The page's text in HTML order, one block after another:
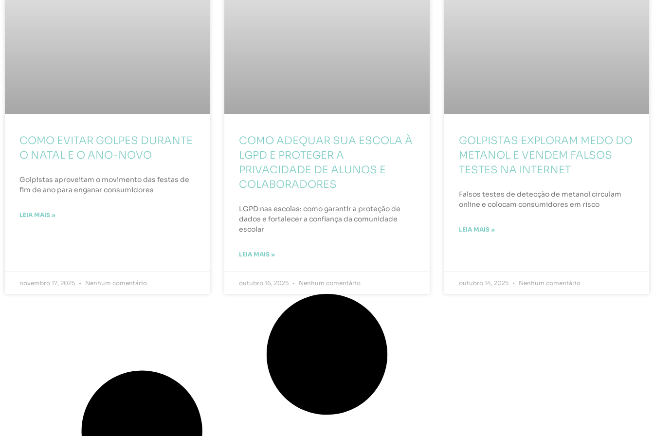
COMO EVITAR GOLPES DURANTE
O NATAL E O ANO-NOVO
Golpistas aproveitam o movimento das festas de
fim de ano para enganar consumidores
LEIA MAIS »
novembro 17, 2025 Nenhum comentário
COMO ADEQUAR SUA ESCOLA À
LGPD E PROTEGER A
PRIVACIDADE DE ALUNOS E
COLABORADORES
LGPD nas escolas: como garantir a proteção de
dados e fortalecer a confiança da comunidade
escolar
LEIA MAIS »
outubro 16, 2025 Nenhum comentário
GOLPISTAS EXPLORAM MEDO DO
METANOL E VENDEM FALSOS
TESTES NA INTERNET
Falsos testes de detecção de metanol circulam
online e colocam consumidores em risco
LEIA MAIS »
outubro 14, 2025 Nenhum comentário